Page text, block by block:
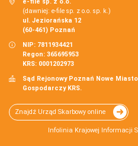
(dawniej: e-file sp. z o.o. sp. k.)
ul. Jeziorańska 12
(60-461) Poznań
NIP: 7811934421
Regon: 365695953
KRS: 0001202973
Sąd Rejonowy Poznań Nowe
Gospodarczy KRS.
Znajdź Urząd Skarbowy online
Infolinia Krajowej Informacji